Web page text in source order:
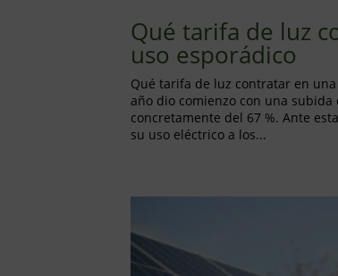
Qué tarifa de luz
uso esporádico
Qué tarifa de luz contratar en
año dio comienzo con una
concretamente del 67 %. Ante
su uso eléctrico a los...